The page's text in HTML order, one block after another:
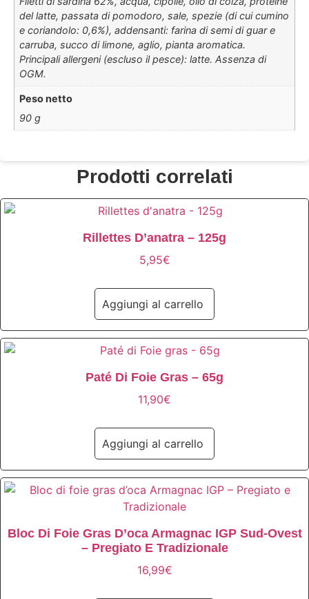
​​del latte, passata di pomodoro, sale, spezie (di cui cumino
e coriandolo: 0,6%), addensanti: farina di semi di guar e
carruba, succo di limone, aglio, pianta aromatica.
Principali allergeni (escluso il pesce): latte. Assenza di
OGM.
Peso netto
90 g
Prodotti correlati
Rillettes D’anatra – 125g
5,95€
Aggiungi al carrello
Paté Di Foie Gras – 65g
11,90€
Aggiungi al carrello
Bloc Di Foie Gras D’oca Armagnac IGP Sud-Ovest
– Pregiato E Tradizionale
16,99€